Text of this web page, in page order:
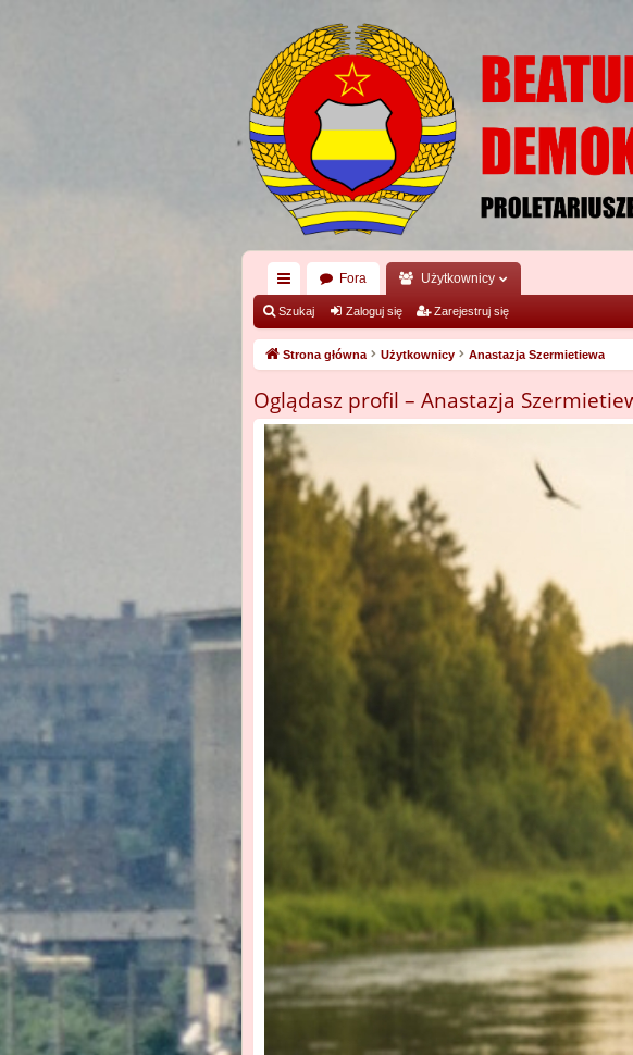
ię
ce
…
Fora Użytkownicy
Szukaj Zaloguj się Zarejestruj się
Strona główna Użytkownicy Anastazja Szermietiewa
Oglądasz profil – Anastazja